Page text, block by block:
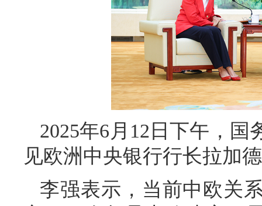
2025年6月12日下午，
见欧洲中央银行行长拉加
李强表示，当前中欧关